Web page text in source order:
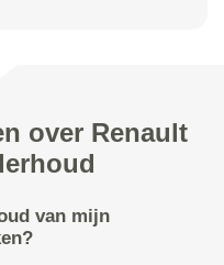
over Renault
van mijn